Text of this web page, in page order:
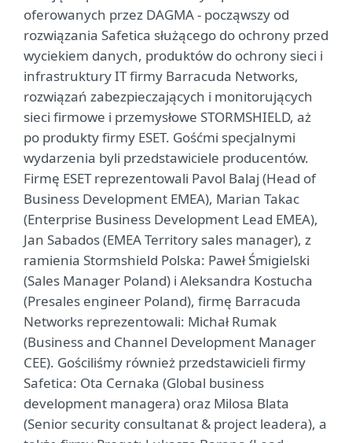
oferowanych przez DAGMA - począwszy od
rozwiązania Safetica służącego do ochrony przed
wyciekiem danych, produktów do ochrony sieci i
infrastruktury IT firmy Barracuda Networks,
rozwiązań zabezpieczających i monitorujących
sieci firmowe i przemysłowe STORMSHIELD, aż
po produkty firmy ESET. Gośćmi specjalnymi
wydarzenia byli przedstawiciele producentów.
Firmę ESET reprezentowali Pavol Balaj (Head of
Business Development EMEA), Marian Takac
(Enterprise Business Development Lead EMEA),
Jan Sabados (EMEA Territory sales manager), z
ramienia Stormshield Polska: Paweł Śmigielski
(Sales Manager Poland) i Aleksandra Kostucha
(Presales engineer Poland), firmę Barracuda
Networks reprezentowali: Michał Rumak
(Business and Channel Development Manager
CEE). Gościliśmy również przedstawicieli firmy
Safetica: Ota Cernaka (Global business
development managera) oraz Milosa Blata
(Senior security consultanat & project leadera), a